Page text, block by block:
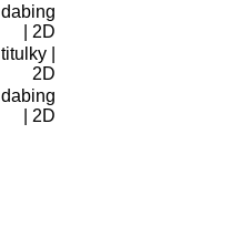
dabing
| 2D
titulky |
2D
dabing
| 2D